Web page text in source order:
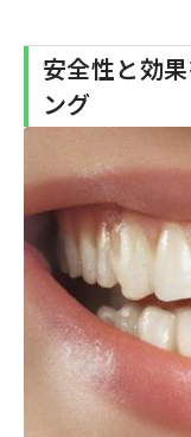
安全性と効
ング